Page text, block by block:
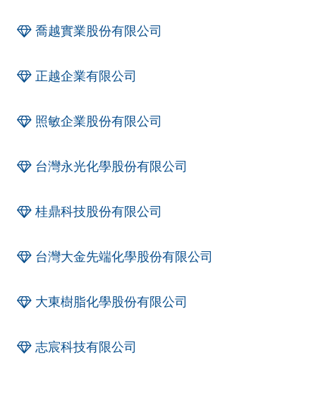
喬越實業股份有限公司
正越企業有限公司
照敏企業股份有限公司
台灣永光化學股份有限公司
桂鼎科技股份有限公司
台灣大金先端化學股份有限公司
大東樹脂化學股份有限公司
志宸科技有限公司